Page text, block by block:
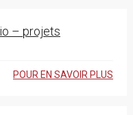
– projets
POUR EN SAVOIR PLUS